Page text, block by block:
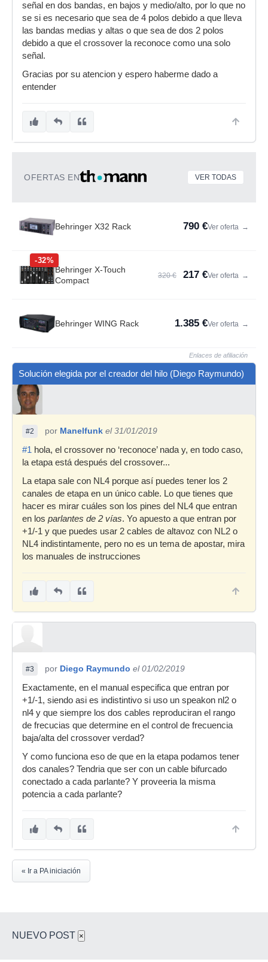
señal en dos bandas, en bajos y medio/alto, por lo que no
se si es necesario que sea de 4 polos debido a que lleva
las bandas medias y altas o que sea de dos 2 polos
debido a que el crossover la reconoce como una solo
señal.
Gracias por su atencion y espero haberme dado a
entender
OFERTAS EN VER TODAS
Behringer X32 Rack 790 €Ver oferta →
-32%
Behringer X-Touch
Compact
320 € 217 €Ver oferta →
Behringer WING Rack 1.385 €Ver oferta →
Enlaces de afiliación
Solución elegida por el creador del hilo (Diego Raymundo)
#2 por Manelfunk el 31/01/2019
#1 hola, el crossover no ‘reconoce’ nada y, en todo caso,
la etapa está después del crossover...
La etapa sale con NL4 porque así puedes tener los 2
canales de etapa en un único cable. Lo que tienes que
hacer es mirar cuáles son los pines del NL4 que entran
en los parlantes de 2 vías. Yo apuesto a que entran por
+1/-1 y que puedes usar 2 cables de altavoz con NL2 o
NL4 indistintamente, pero no es un tema de apostar, mira
los manuales de instrucciones
#3 por Diego Raymundo el 01/02/2019
Exactamente, en el manual especifica que entran por
+1/-1, siendo asi es indistintivo si uso un speakon nl2 o
nl4 y que siempre los dos cables reproduciran el rango
de frecucias que determine en el control de frecuencia
baja/alta del crossover verdad?
Y como funciona eso de que en la etapa podamos tener
dos canales? Tendria que ser con un cable bifurcado
conectado a cada parlante? Y proveeria la misma
potencia a cada parlante?
« Ir a PA iniciación
NUEVO POST ×